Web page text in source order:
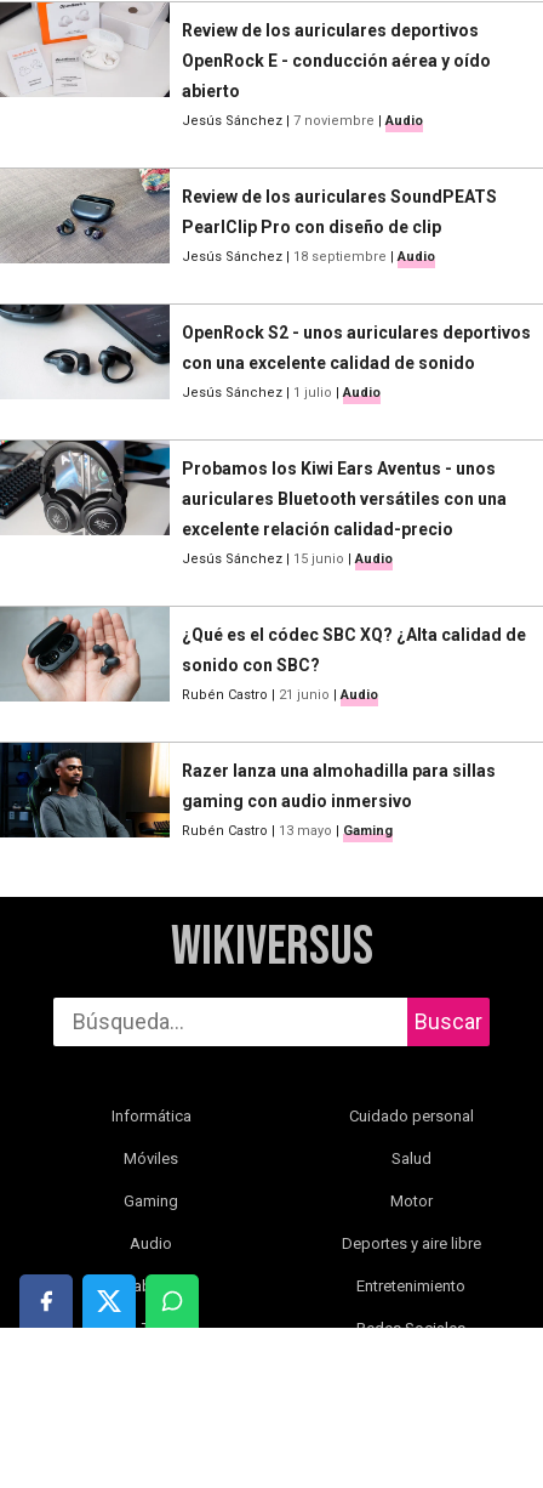
Review de los auriculares deportivos
OpenRock E - conducción aérea y oído
abierto
Jesús Sánchez | 7 noviembre | Audio
Review de los auriculares SoundPEATS
PearlClip Pro con diseño de clip
Jesús Sánchez | 18 septiembre | Audio
OpenRock S2 - unos auriculares deportivos
con una excelente calidad de sonido
Jesús Sánchez | 1 julio | Audio
Probamos los Kiwi Ears Aventus - unos
auriculares Bluetooth versátiles con una
excelente relación calidad-precio
Jesús Sánchez | 15 junio | Audio
¿Qué es el códec SBC XQ? ¿Alta calidad de
sonido con SBC?
Rubén Castro | 21 junio | Audio
Razer lanza una almohadilla para sillas
gaming con audio inmersivo
Rubén Castro | 13 mayo | Gaming
WikiVersus
Buscar
Informática
Móviles
Gaming
Audio
Tablets
TV
Cuidado personal
Salud
Motor
Deportes y aire libre
Entretenimiento
Redes Sociales